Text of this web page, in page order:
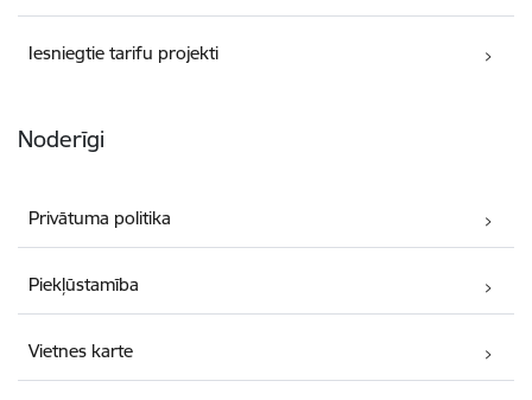
Iesniegtie tarifu projekti
Noderīgi
Privātuma politika
Piekļūstamība
Vietnes karte